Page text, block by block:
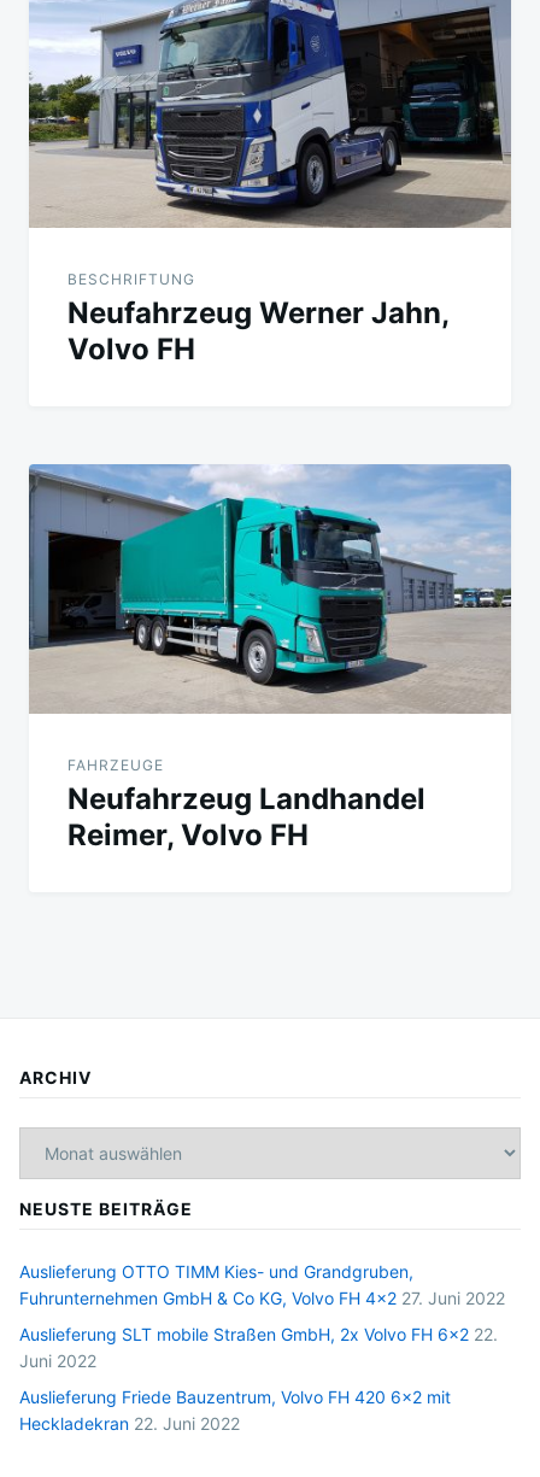
BESCHRIFTUNG
Neufahrzeug Werner Jahn,
Volvo FH
FAHRZEUGE
Neufahrzeug Landhandel
Reimer, Volvo FH
ARCHIV
NEUSTE BEITRÄGE
Auslieferung OTTO TIMM Kies- und Grandgruben,
Fuhrunternehmen GmbH & Co KG, Volvo FH 4×2 27. Juni 2022
Auslieferung SLT mobile Straßen GmbH, 2x Volvo FH 6×2 22.
Juni 2022
Auslieferung Friede Bauzentrum, Volvo FH 420 6×2 mit
Heckladekran 22. Juni 2022